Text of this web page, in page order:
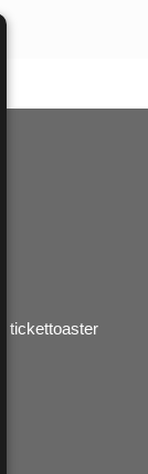
tickettoaster